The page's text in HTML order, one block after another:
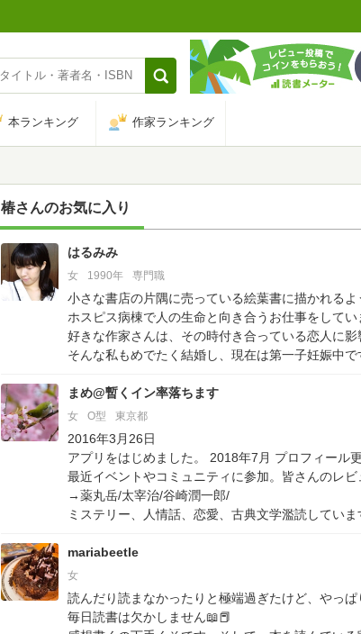
本ランキング 作家ランキング
椿さんのお気に入り
8 はるみみ
女 1990年 専門職
小さな書店の片隅に売っている絵葉書に描かれる
ホスピス病棟で人の生命と向き合うお仕事をしてい
好きな作家さんは、その時付き合っている恋人に
そんな私もめでたく結婚し、現在は第一子妊娠中で
まめ@暫くイン率落ちます
女 O型 東京都
2016年3月26日
アプリをはじめました。
2018年7月 プロフィール
最近イベントやコミュニティに参加。皆さんのレ
→薬丸岳/太宰治/谷崎潤一郎/
ミステリー、人情話、恋愛、古典文学濫読してい
mariabeetle
女
読んだり読まなかったりと極端過ぎたけど、やっ
毎日読書は欠かしません📖📕